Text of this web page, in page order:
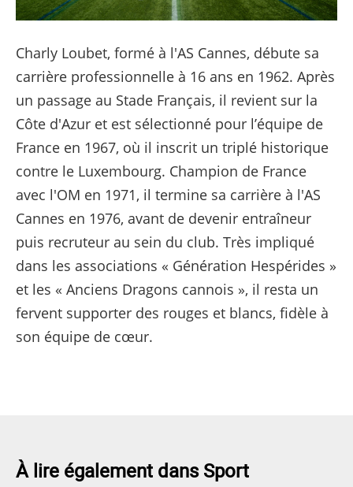
Charly Loubet, formé à l'AS Cannes, débute sa
carrière professionnelle à 16 ans en 1962. Après
un passage au Stade Français, il revient sur la
Côte d'Azur et est sélectionné pour l’équipe de
France en 1967, où il inscrit un triplé historique
contre le Luxembourg. Champion de France
avec l'OM en 1971, il termine sa carrière à l'AS
Cannes en 1976, avant de devenir entraîneur
puis recruteur au sein du club. Très impliqué
dans les associations « Génération Hespérides »
et les « Anciens Dragons cannois », il resta un
fervent supporter des rouges et blancs, fidèle à
son équipe de cœur.
À lire également dans Sport